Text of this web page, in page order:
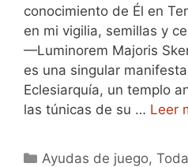
conocimiento de Él en
en mi vigilia, semillas y
—Luminorem Majoris
es una singular
Eclesiarquía, un templo
las túnicas de su … Leer
Categorías
Ayudas de juego,